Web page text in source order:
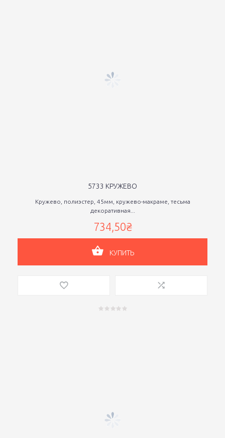
5733 КРУЖЕВО
Кружево, полиэстер, 45мм, кружево-макраме, тесьма
декоративная...
734,50₴
КУПИТЬ